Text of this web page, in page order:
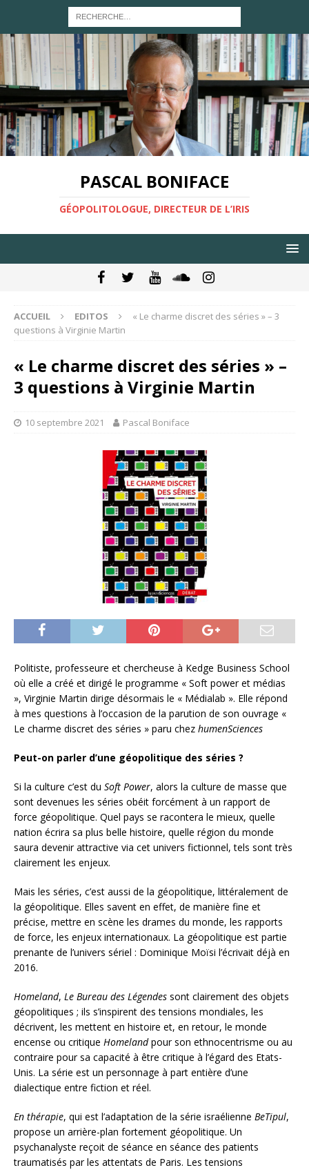
PASCAL BONIFACE
GÉOPOLITOLOGUE, DIRECTEUR DE L’IRIS
ACCUEIL EDITOS
« Le charme discret des séries » – 3
questions à Virginie Martin
« Le charme discret des séries » –
3 questions à Virginie Martin
10 septembre 2021 Pascal Boniface
Politiste, professeure et chercheuse à Kedge Business School
où elle a créé et dirigé le programme « Soft power et médias
», Virginie Martin dirige désormais le « Médialab ». Elle répond
à mes questions à l’occasion de la parution de son ouvrage «
Le charme discret des séries » paru chez humenSciences
Peut-on parler d’une géopolitique des séries ?
Si la culture c’est du Soft Power, alors la culture de masse que
sont devenues les séries obéit forcément à un rapport de
force géopolitique. Quel pays se racontera le mieux, quelle
nation écrira sa plus belle histoire, quelle région du monde
saura devenir attractive via cet univers fictionnel, tels sont très
clairement les enjeux.
Mais les séries, c’est aussi de la géopolitique, littéralement de
la géopolitique. Elles savent en effet, de manière fine et
précise, mettre en scène les drames du monde, les rapports
de force, les enjeux internationaux. La géopolitique est partie
prenante de l’univers sériel : Dominique Moïsi l’écrivait déjà en
2016.
Homeland, Le Bureau des Légendes sont clairement des objets
géopolitiques ; ils s’inspirent des tensions mondiales, les
décrivent, les mettent en histoire et, en retour, le monde
encense ou critique Homelandpour son ethnocentrisme ou au
contraire pour sa capacité à être critique à l’égard des Etats-
Unis. La série est un personnage à part entière d’une
dialectique entre fiction et réel.
En thérapie, qui est l’adaptation de la série israélienne BeTipul,
propose un arrière-plan fortement géopolitique. Un
psychanalyste reçoit de séance en séance des patients
traumatisés par les attentats de Paris. Les tensions